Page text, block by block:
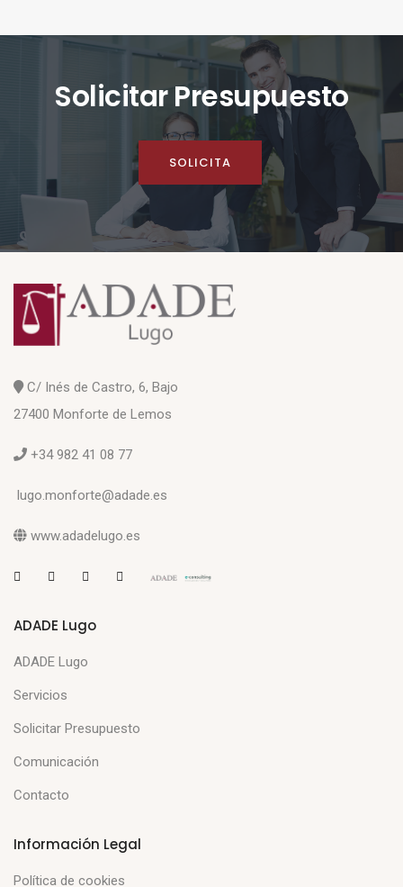
Solicitar Presupuesto
SOLICITA
C/ Inés de Castro, 6, Bajo
27400 Monforte de Lemos
+34 982 41 08 77
lugo.monforte@adade.es
www.adadelugo.es
ADADE Lugo
ADADE Lugo
Servicios
Solicitar Presupuesto
Comunicación
Contacto
Información Legal
Política de cookies